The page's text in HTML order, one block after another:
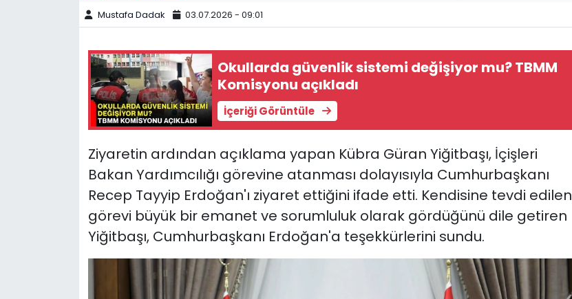
Mustafa Dadak 03.07.2026 - 09:01
Okullarda güvenlik sistemi değişiyor mu? TBMM
Komisyonu açıkladı
İçeriği Görüntüle
Ziyaretin ardından açıklama yapan Kübra Güran Yiğitbaşı, İçişleri
Bakan Yardımcılığı görevine atanması dolayısıyla Cumhurbaşkanı
Recep Tayyip Erdoğan'ı ziyaret ettiğini ifade etti. Kendisine tevdi edilen
görevi büyük bir emanet ve sorumluluk olarak gördüğünü dile getiren
Yiğitbaşı, Cumhurbaşkanı Erdoğan'a teşekkürlerini sundu.